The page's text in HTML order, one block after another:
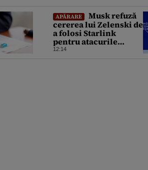
APĂRARE
Musk refuză
cererea lui Zelenski de
a folosi Starlink
pentru atacurile
asupra Rusiei
12:14